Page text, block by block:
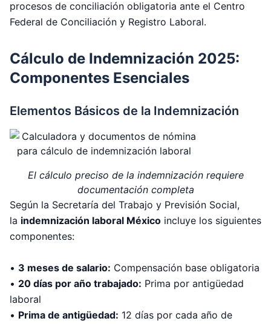
procesos de conciliación obligatoria ante el Centro
Federal de Conciliación y Registro Laboral.
Cálculo de Indemnización 2025:
Componentes Esenciales
Elementos Básicos de la Indemnización
El cálculo preciso de la indemnización requiere
documentación completa
Según la Secretaría del Trabajo y Previsión Social,
la indemnización laboral México incluye los siguientes
componentes:
• 3 meses de salario: Compensación base obligatoria
• 20 días por año trabajado: Prima por antigüedad
laboral
• Prima de antigüedad: 12 días por cada año de